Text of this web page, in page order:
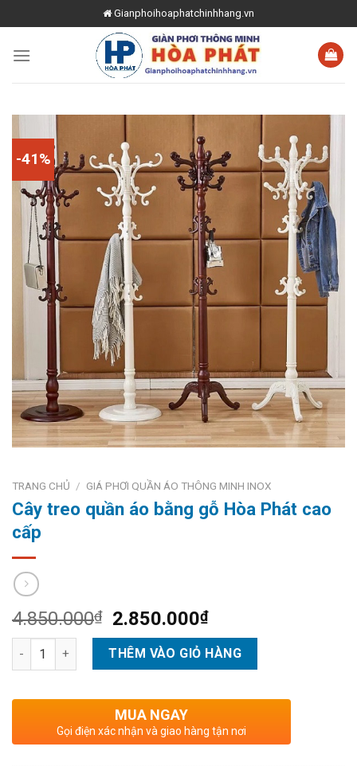
to
content
Gianphoihoaphatchinhhang.vn
-41%
TRANG CHỦ / GIÁ PHƠI QUẦN ÁO THÔNG MINH INOX
Cây treo quần áo bằng gỗ Hòa Phát cao
cấp
4.850.000₫
Giá
gốc
là:
4.850.000₫.
2.850.000₫Giá
hiện
tại
là:
2.850.000₫.
Cây treo quần áo bằng gỗ Hòa Phát cao cấp số lượng
THÊM VÀO GIỎ HÀNG
MUA NGAY
Gọi điện xác nhận và giao hàng tận nơi